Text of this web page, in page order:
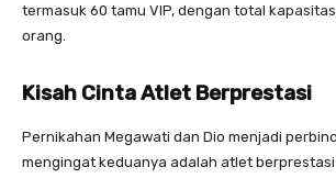
termasuk 60 tamu VIP, dengan total
orang.
Kisah Cinta Atlet Berprestasi
Pernikahan Megawati dan Dio menjadi
mengingat keduanya adalah atlet